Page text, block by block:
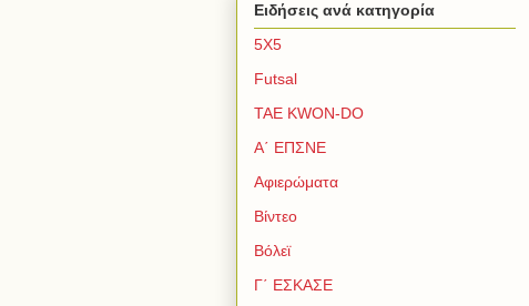
Ειδήσεις ανά κατηγορία
5Χ5
Futsal
TAE KWON-DO
Α΄ ΕΠΣΝΕ
Αφιερώματα
Βίντεο
Βόλεϊ
Γ΄ ΕΣΚΑΣΕ